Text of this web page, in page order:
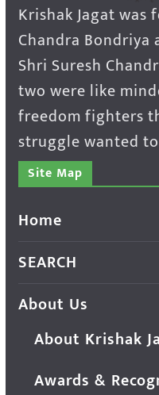
Krishak Jagat was
Chandra
Shri Suresh
two were like
freedom fighters
struggle wanted
Site Map
Home
SEARCH
About Us
About Krishak
Awards &